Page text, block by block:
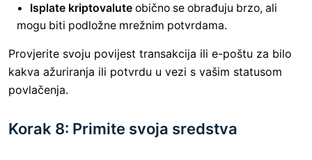
Isplate kriptovalute obično se obrađuju brzo, ali
mogu biti podložne mrežnim potvrdama.
Provjerite svoju povijest transakcija ili e-poštu za bilo
kakva ažuriranja ili potvrdu u vezi s vašim statusom
povlačenja.
Korak 8: Primite svoja sredstva